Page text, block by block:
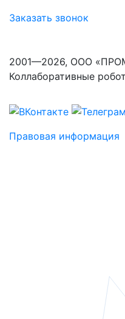
Заказать звонок
2001—2026, ООО
Коллаборативные
Правовая информация